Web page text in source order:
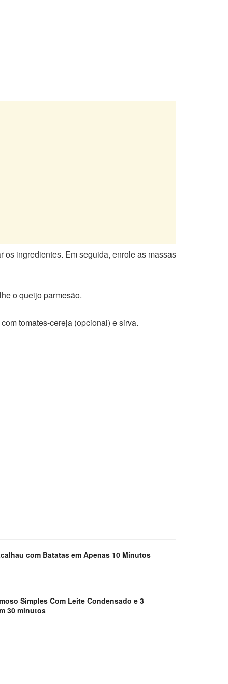
ingredientes. Em seguida, enrole as massas
o queijo parmesão.
tomates-cereja (opcional) e sirva.
com Batatas em Apenas 10 Minutos
Simples Com Leite Condensado e 3
30 minutos